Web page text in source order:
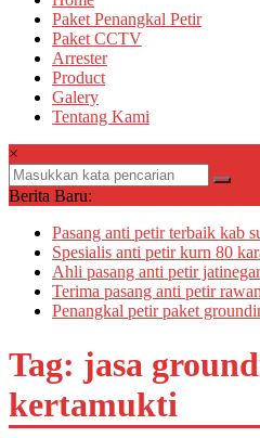
Paket Penangkal Petir
Paket CCTV
Arrester
Product
Galery
Tentang Kami
×
Berita Baru:
Pasang anti petir terbaik kab
Spesialis anti petir kurn 80
Ahli pasang anti petir
Terima pasang anti petir
Penangkal petir paket
Tag: jasa
kertamukti